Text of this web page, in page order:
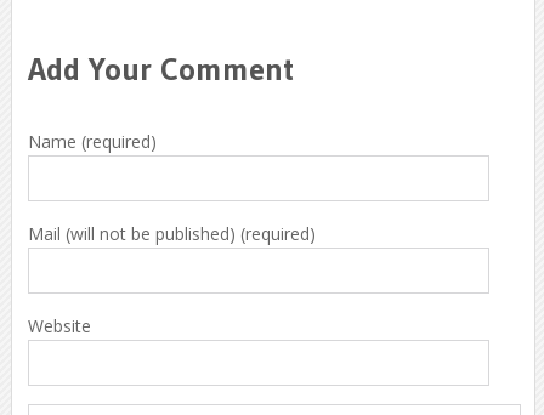
Add Your Comment
Name (required)
Mail (will not be published) (required)
Website